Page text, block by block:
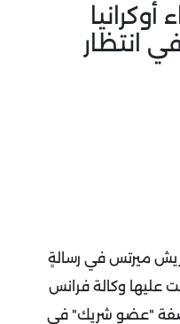
انتظار
ميرتس في رسالةٍ
عليها وكالة فرانس
صفة "عضو شريك" في